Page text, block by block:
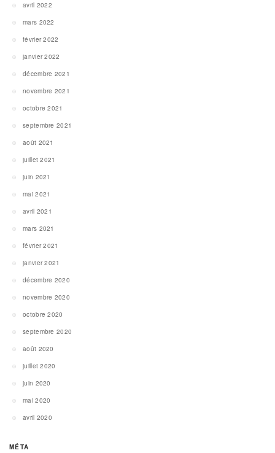
avril 2022
mars 2022
février 2022
janvier 2022
décembre 2021
novembre 2021
octobre 2021
septembre 2021
août 2021
juillet 2021
juin 2021
mai 2021
avril 2021
mars 2021
février 2021
janvier 2021
décembre 2020
novembre 2020
octobre 2020
septembre 2020
août 2020
juillet 2020
juin 2020
mai 2020
avril 2020
MÉTA